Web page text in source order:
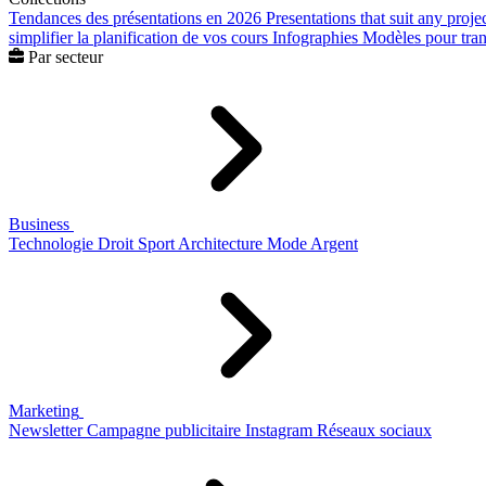
Tendances des présentations en 2026 Presentations that suit any
simplifier la planification de vos cours Infographies Modèles pour
Par secteur
Business
Technologie Droit Sport Architecture Mode Argent
Marketing
Newsletter Campagne publicitaire Instagram Réseaux sociaux